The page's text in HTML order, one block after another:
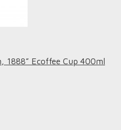
1888” Ecoffee Cup 400ml